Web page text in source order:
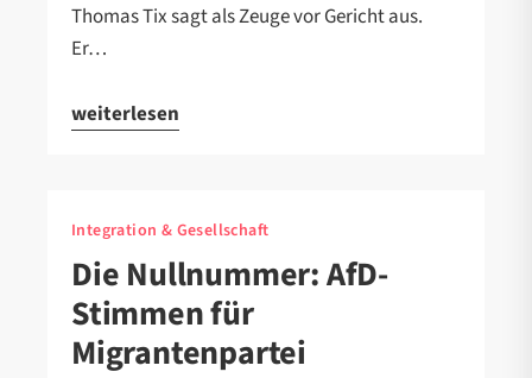
Thomas Tix sagt als Zeuge vor Gericht aus.
Er…
weiterlesen
Integration & Gesellschaft
Die Nullnummer: AfD-
Stimmen für
Migrantenpartei